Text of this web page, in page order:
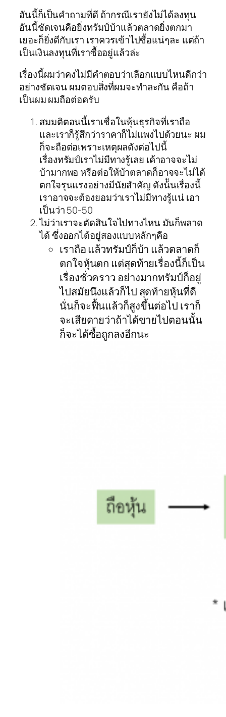
อันนี้ก็เป็นคำถามที่ดี ถ้ากรณีเรายังไม่ได้ลงทุน
อันนี้ชัดเจนคือยิ่งทรัมป์บ้าแล้วตลาดยิ่งตกมา
เยอะก็ยิ่งดีกับเรา เราควรเข้าไปซื้อแน่ๆละ แต่ถ้า
เป็นเงินลงทุนที่เราซื้ออยู่แล้วล่ะ
เรื่องนี้ผมว่าคงไม่มีคำตอบว่าเลือกแบบไหนดีกว่า
อย่างชัดเจน ผมตอบสิ่งที่ผมจะทำละกัน คือถ้า
เป็นผม ผมถือต่อครับ
สมมติตอนนี้เราเชื่อในหุ้นธุรกิจที่เราถือ
และเราก็รู้สึกว่าราคาก็ไม่แพงไปด้วยนะ ผม
ก็จะถือต่อเพราะเหตุผลดังต่อไปนี้
เรื่องทรัมป์เราไม่มีทางรู้เลย เค้าอาจจะไม่
บ้ามากพอ หรือต่อให้บ้าตลาดก็อาจจะไม่ได้
ตกใจรุนแรงอย่างมีนัยสำคัญ ดังน้ันเรื่องนี้
เราอาจจะต้องยอมว่าเราไม่มีทางรู้แน่ เอา
เป็นว่า 50-50
ไม่ว่าเราจะตัดสินใจไปทางไหน มันก็พลาด
ได้ ซึ่งออกได้อยู่สองแบบหลักๆคือ
เราถือ แล้วทรัมป์ก็บ้า แล้วตลาดก็
ตกใจหุ้นตก แต่สุดท้ายเรื่องนี้ก็เป็น
เรื่องชั่วคราว อย่างมากทรัมป์ก็อยู่
ไปสมัยนึงแล้วก็ไป สุดท้ายหุ้นที่ดี
นั่นก็จะฟื้นแล้วก็สูงขึ้นต่อไป เราก็
จะเสียดายว่าถ้าได้ขายไปตอนนั้น
ก็จะได้ซื้อถูกลงอีกนะ